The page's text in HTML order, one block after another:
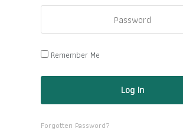
Remember Me
Forgotten Password?